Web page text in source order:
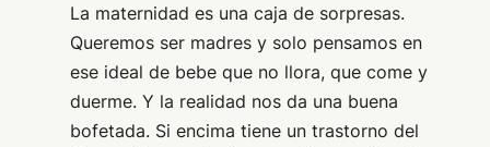
La maternidad es una caja de sorpresas.
Queremos ser madres y solo pensamos en
ese ideal de bebe que no llora, que come y
duerme. Y la realidad nos da una buena
bofetada. Si encima tiene un trastorno del